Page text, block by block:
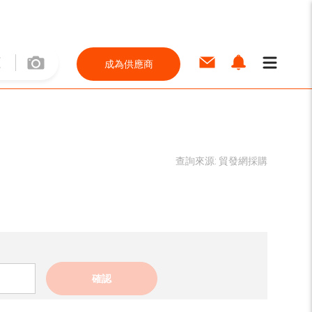
成為供應商
查詢來源: 貿發網採購
確認